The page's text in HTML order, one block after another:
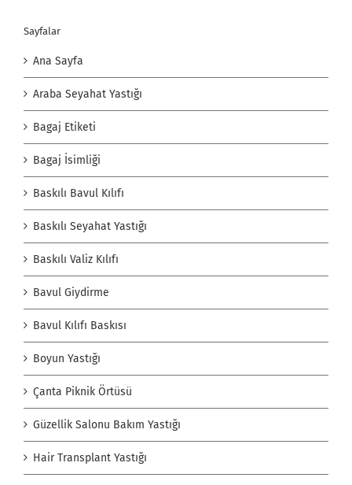
Sayfalar
Ana Sayfa
Araba Seyahat Yastığı
Bagaj Etiketi
Bagaj İsimliği
Baskılı Bavul Kılıfı
Baskılı Seyahat Yastığı
Baskılı Valiz Kılıfı
Bavul Giydirme
Bavul Kılıfı Baskısı
Boyun Yastığı
Çanta Piknik Örtüsü
Güzellik Salonu Bakım Yastığı
Hair Transplant Yastığı